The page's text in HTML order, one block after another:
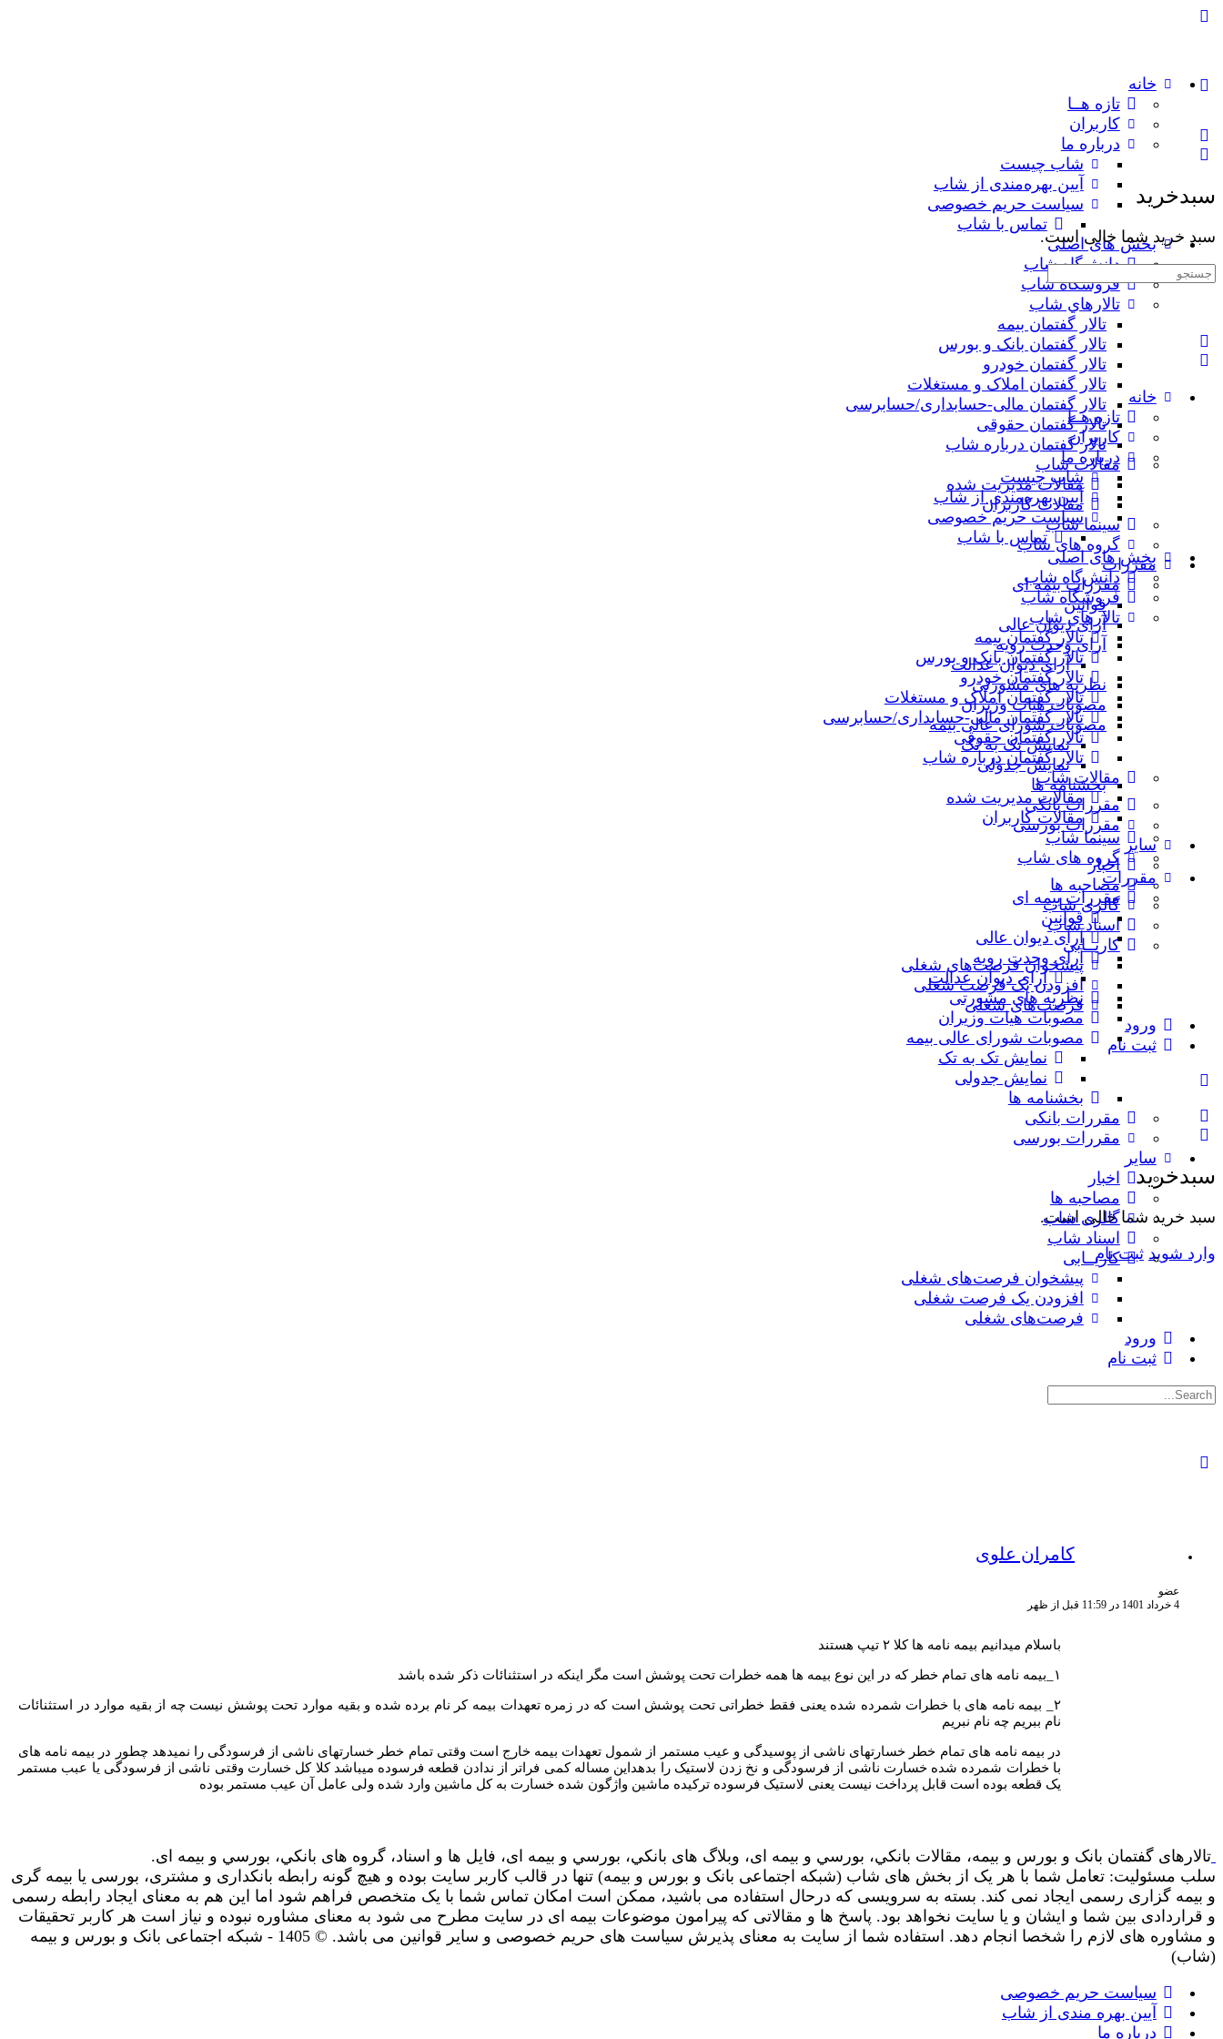
خانه
تازه هــا
کاربران
درباره ما
شاب چیست
آیین بهره‌مندی از شاب
سیاست حریم خصوصی
تماس با شاب
بخش های اصلی
دانش‌گاه شاب
فروشگاه شاب
تالارهاي شاب
تالار گفتمان بیمه
تالار گفتمان بانک و بورس
تالار گفتمان خودرو
تالار گفتمان املاک و مستغلات
تالار گفتمان مالی-حسابداری/حسابرسی
تالار گفتمان حقوقی
تالار گفتمان درباره شاب
مقالات شاب
مقالات مدیریت شده
مقالات کاربران
سینما شاب
گروه های شاب
مقررات
مقررات بیمه ای
قوانین
آرای دیوان عالی
آرای وحدت رویه
آرای دیوان عدالت
نظریه‌ های مشورتی
مصوبات هیات وزیران
مصوبات شورای عالی بیمه
نمایش تک به تک
نمایش جدولی
بخشنامه ها
مقررات بانکی
مقررات بورسی
سایر
اخبار
مصاحبه ها
گالری شاب
اسناد شاب
کاریــابی
پیشخوان فرصت‌های شغلی
افزودن یک فرصت شغلی
فرصت‌های شغلی
ورود
ثبت نام
سبدخرید
سبد خرید شما خالی است.
وارد شوید ثبت نام
سبدخرید
سبد خرید شما خالی است.
جستجوی:
خانه
تازه هــا
کاربران
درباره ما
شاب چیست
آیین بهره‌مندی از شاب
سیاست حریم خصوصی
تماس با شاب
بخش های اصلی
دانش‌گاه شاب
فروشگاه شاب
تالارهاي شاب
تالار گفتمان بیمه
تالار گفتمان بانک و بورس
تالار گفتمان خودرو
تالار گفتمان املاک و مستغلات
تالار گفتمان مالی-حسابداری/حسابرسی
تالار گفتمان حقوقی
تالار گفتمان درباره شاب
مقالات شاب
مقالات مدیریت شده
مقالات کاربران
سینما شاب
گروه های شاب
مقررات
مقررات بیمه ای
قوانین
آرای دیوان عالی
آرای وحدت رویه
آرای دیوان عدالت
نظریه‌ های مشورتی
مصوبات هیات وزیران
مصوبات شورای عالی بیمه
نمایش تک به تک
نمایش جدولی
بخشنامه ها
مقررات بانکی
مقررات بورسی
سایر
اخبار
مصاحبه ها
گالری شاب
اسناد شاب
کاریــابی
پیشخوان فرصت‌های شغلی
افزودن یک فرصت شغلی
فرصت‌های شغلی
ورود
ثبت نام
جستجوی:
کامران علوی
عضو
4 خرداد 1401 در 11:59 قبل از ظهر
باسلام میدانیم بیمه نامه ها کلا ۲ تیپ هستند
۱_بیمه نامه های تمام خطر که در این نوع بیمه ها همه خطرات تحت پوشش است مگر اینکه در استثنائات ذکر شده باشد
۲_ بیمه نامه های با خطرات شمرده شده یعنی فقط خطراتی تحت پوشش است که در زمره تعهدات بیمه کر نام برده شده و بقیه موارد تحت پوشش نیست چه از بقیه موارد در استثنائات
نام ببریم چه نام نبریم
در بیمه نامه های تمام خطر خسارتهای ناشی از پوسیدگی و عیب مستمر از شمول تعهدات بیمه خارج است وقتی تمام خطر خسارتهای ناشی از فرسودگی را نمیدهد چطور در بیمه نامه های
با خطرات شمرده شده خسارت ناشی از فرسودگی و نخ زدن لاستیک را بدهداین مساله کمی فراتر از ندادن قطعه فرسوده میباشد کلا کل خسارت وقتی ناشی از فرسودگی یا عبب مستمر
یک قطعه بوده است قابل پرداخت نیست یعنی لاستیک فرسوده ترکیده ماشین واژگون شده خسارت به کل ماشین وارد شده ولی عامل آن عیب مستمر بوده
تالارهای گفتمان بانک و بورس و بیمه، مقالات بانکي، بورسي و بیمه ای، وبلاگ های بانکي، بورسي و بیمه ای، فایل ها و اسناد، گروه های بانکي، بورسي و بیمه ای.
سلب مسئولیت: تعامل شما با هر یک از بخش های شاب (شبکه اجتماعی بانک و بورس و بیمه) تنها در قالب کاربر سایت بوده و هیچ گونه رابطه بانکداری و مشتری، بورسی یا بیمه گری
و بیمه گزاری رسمی ایجاد نمی کند. بسته به سرویسی که درحال استفاده می باشید، ممکن است امکان تماس شما با یک متخصص فراهم شود اما این هم به معنای ایجاد رابطه رسمی
و قراردادی بین شما و ایشان و یا سایت نخواهد بود. پاسخ ها و مقالاتی که پیرامون موضوعات بیمه ای در سایت مطرح می شود به معنای مشاوره نبوده و نیاز است هر کاربر تحقیقات
و مشاوره های لازم را شخصا انجام دهد. استفاده شما از سایت به معنای پذیرش سیاست های حریم خصوصی و سایر قوانین می باشد. © 1405 - شبکه اجتماعی بانک و بورس و بیمه
(شاب)
سیاست حریم خصوصی
آیین بهره مندی از شاب
درباره ما